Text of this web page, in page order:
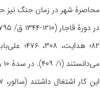
محاصرۀ شهر در زمان جنگ نیز